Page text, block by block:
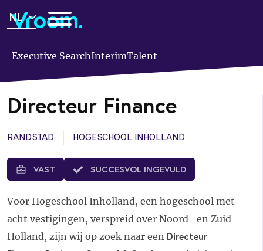
en
inhoud
gaan
Executive SearchInterimTalent
NL
Directeur Finance
RANDSTAD HOGESCHOOL INHOLLAND
VAST SUCCESVOL INGEVULD
Voor Hogeschool Inholland, een hogeschool met
acht vestigingen, verspreid over Noord- en Zuid
Holland, zijn wij op zoek naar een Directeur